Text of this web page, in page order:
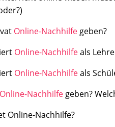
Online-Nachhilfe geben?
Online-Nachhilfeals
Online-Nachhilfeals
Online-Nachhilfe geben?
Online-Nachhilfe?